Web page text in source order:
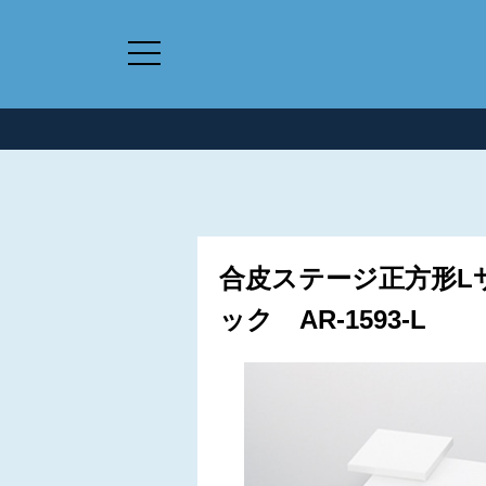
合皮ステージ正方形L
ック AR-1593-L